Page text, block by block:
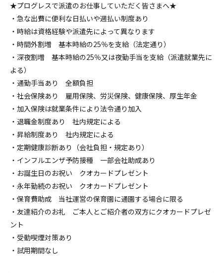
★プログレスで派遣のお仕事していただく皆さまへ★
・急な出費に便利な日払いや週払い制度あり
・時給は資格経験や派遣先によって異なります
・時間外割増 基本時給の25％を支給（法定通り）
・深夜割増 基本時給の25％又は夜勤手当を支給（派遣就業先に
よる）
・通勤手当あり 全額負担
・社会保険あり 雇用保険、労災保険、健康保険、厚生年金
・加入保険は就業条件により法令通り加入
・退職金制度あり 社内規定による
・昇給制度あり 社内規定による
・定期健康診断あり（会社負担・規定あり）
・インフルエンザ予防接種 一部会社助成あり
・お誕生日のお祝い クオカードプレゼント
・永年勤続のお祝い クオカードプレゼント
・保育費助成 当社運営の保育園に通園する場合に限る
・友達紹介のお礼 ご本人とご紹介者の双方にクオカードプレゼ
ント
・受動喫煙対策あり
・試用期間なし